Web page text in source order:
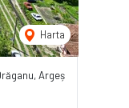
Harta
Argeș